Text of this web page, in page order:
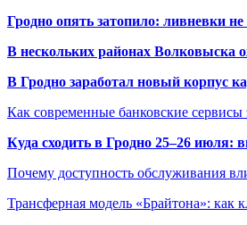
Гродно опять затопило: ливневки
В нескольких районах Волковыска
В Гродно заработал новый корпус
Как современные банковские сервисы
Куда сходить в Гродно 25–26 июля:
Почему доступность обслуживания
Трансферная модель «Брайтона»: как